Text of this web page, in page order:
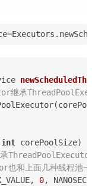
继承
int corePoolSize) {
和上面几种线程池
0,